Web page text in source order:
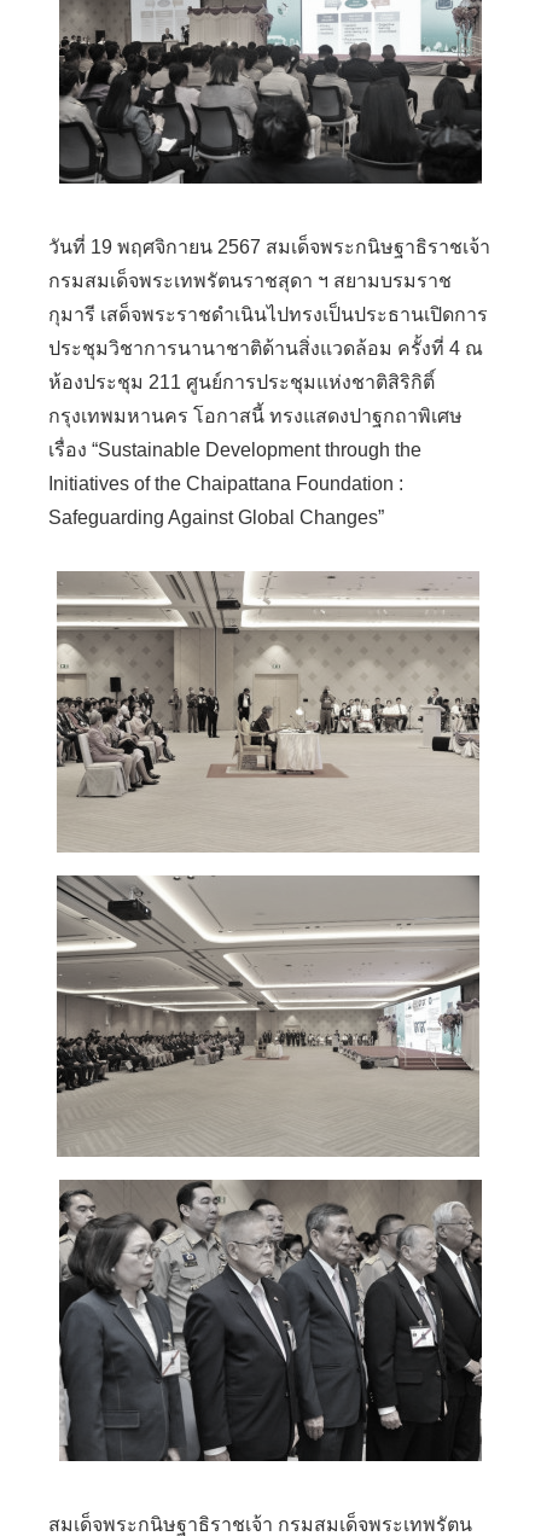
วันที่ 19 พฤศจิกายน 2567 สมเด็จพระกนิษฐาธิราชเจ้า
กรมสมเด็จพระเทพรัตนราชสุดา ฯ สยามบรมราช
กุมารี เสด็จพระราชดำเนินไปทรงเป็นประธานเปิดการ
ประชุมวิชาการนานาชาติด้านสิ่งแวดล้อม ครั้งที่ 4 ณ
ห้องประชุม 211 ศูนย์การประชุมแห่งชาติสิริกิติ์
กรุงเทพมหานคร โอกาสนี้ ทรงแสดงปาฐกถาพิเศษ
เรื่อง “Sustainable Development through the
Initiatives of the Chaipattana Foundation :
Safeguarding Against Global Changes”
สมเด็จพระกนิษฐาธิราชเจ้า กรมสมเด็จพระเทพรัตน